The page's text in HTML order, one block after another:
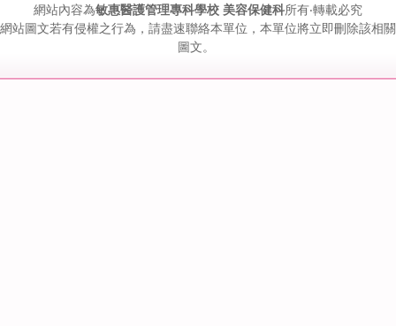
網站內容為敏惠醫護管理專科學校 美容保健科所有‧轉載必究
網站圖文若有侵權之行為，請盡速聯絡本單位，本單位將立即刪除該相關
圖文。